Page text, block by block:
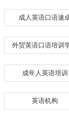
成人英语口语速
外贸英语口语培训
成年人英语培训
英语机构